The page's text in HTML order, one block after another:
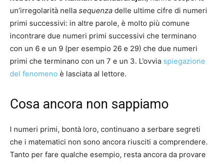
un’irregolarità nella sequenza delle ultime cifre di numeri
primi successivi: in altre parole, è molto più comune
incontrare due numeri primi successivi che terminano
con un 6 e un 9 (per esempio 26 e 29) che due numeri
primi che terminano con un 7 e un 3. L’ovvia spiegazione
del fenomeno è lasciata al lettore.
Cosa ancora non sappiamo
I numeri primi, bontà loro, continuano a serbare segreti
che i matematici non sono ancora riusciti a comprendere.
Tanto per fare qualche esempio, resta ancora da provare